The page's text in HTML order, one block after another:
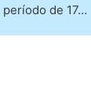
período de 17…